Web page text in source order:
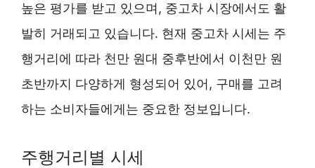
높은 평가를 받고 있으며, 중고차 시장에서도 활
발히 거래되고 있습니다. 현재 중고차 시세는 주
행거리에 따라 천만 원대 중후반에서 이천만 원
초반까지 다양하게 형성되어 있어, 구매를 고려
하는 소비자들에게는 중요한 정보입니다.
주행거리별 시세